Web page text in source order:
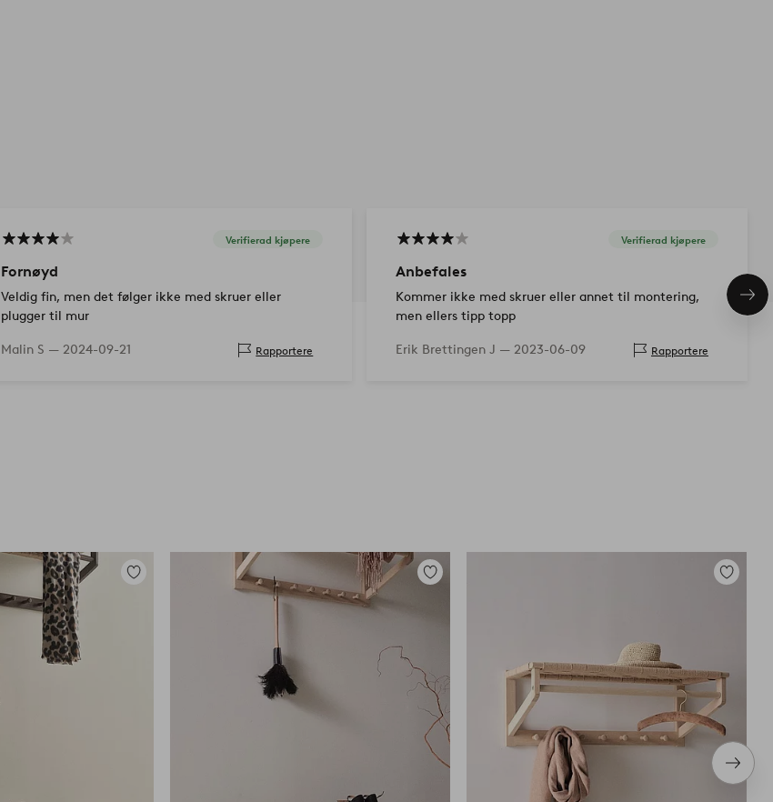
Verifierad kjøpere
Fornøyd
Veldig fin, men det følger ikke med skruer eller
plugger til mur
Malin S — 2024-09-21 Rapportere
Verifierad kjøpere
Anbefales
Kommer ikke med skruer eller annet til montering,
men ellers tipp topp
Erik Brettingen J — 2023-06-09 Rapportere
Legg
Legg
Legg
Neste